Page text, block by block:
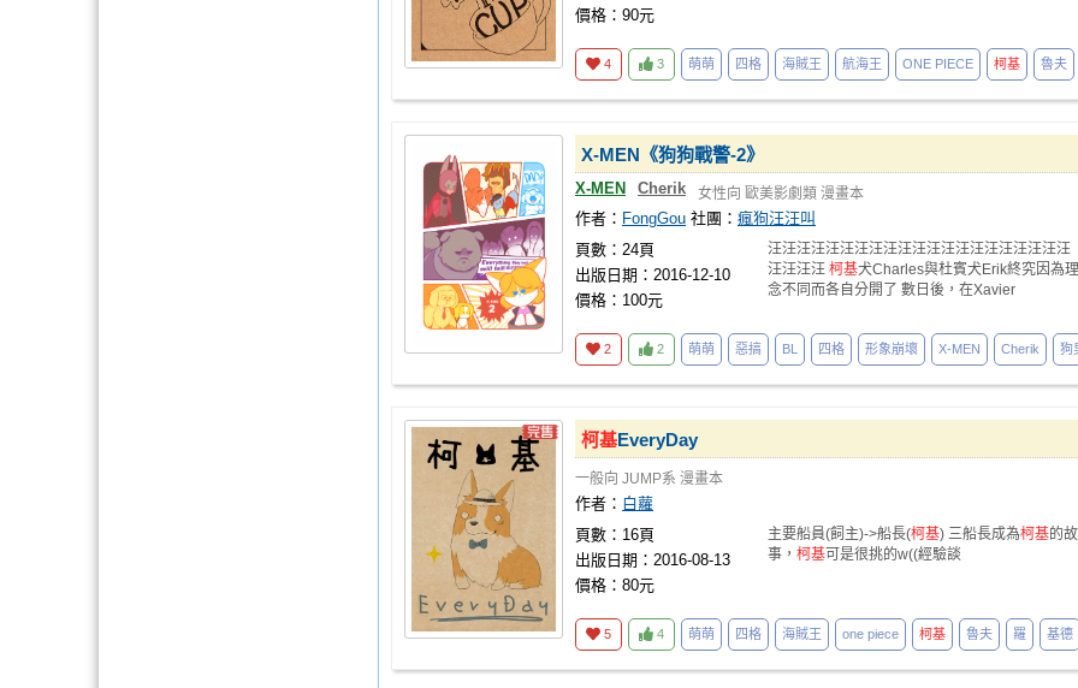
價格：90元
4 3 萌萌 四格 海賊王 航海王 ONE PIECE 柯基 魯夫
X-MEN《狗狗戰警-2》
X-MEN Cherik 女性向 歐美影劇類 漫畫本
作者： FongGou 社團： 瘋狗汪汪叫
頁數：24頁
出版日期：2016-12-10
價格：100元
汪汪汪汪汪汪汪汪汪汪汪汪汪汪汪汪汪汪汪汪汪
汪汪汪汪 柯基犬Charles與杜賓犬Erik終究因為理
念不同而各自分開了 數日後，在Xavier
2 2 萌萌 惡搞 BL 四格 形象崩壞 X-MEN Cherik 狗
柯基EveryDay
一般向 JUMP系 漫畫本
作者： 白蘿
頁數：16頁
出版日期：2016-08-13
價格：80元
主要船員(飼主)->船長(柯基) 三船長成為柯基的故
事， 柯基可是很挑的w((經驗談
5 4 萌萌 四格 海賊王 one piece 柯基 魯夫 羅 基德